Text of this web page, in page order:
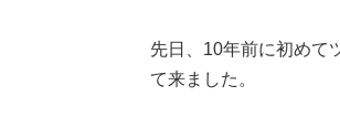
先日、10年前に初めて
て来ました。